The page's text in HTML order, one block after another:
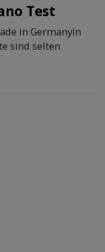
Test
in GermanyIn
sind selten